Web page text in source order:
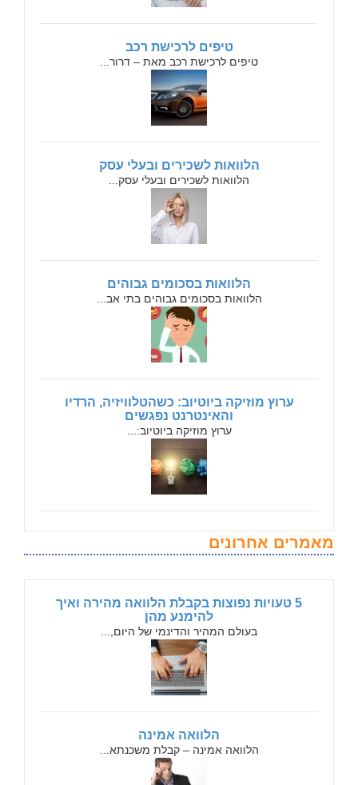
טיפים לרכישת רכב
טיפים לרכישת רכב מאת – דרור...
הלוואות לשכירים ובעלי עסק
הלוואות לשכירים ובעלי עסק...
הלוואות בסכומים גבוהים
הלוואות בסכומים גבוהים בתי אב...
ערוץ מוזיקה ביוטיוב: כשהטלוויזיה, הרדיו
והאינטרנט נפגשים
ערוץ מוזיקה ביוטיוב:...
מאמרים אחרונים
5 טעויות נפוצות בקבלת הלוואה מהירה ואיך
להימנע מהן
בעולם המהיר והדינמי של היום,...
הלוואה אמינה
הלוואה אמינה – קבלת משכנתא...